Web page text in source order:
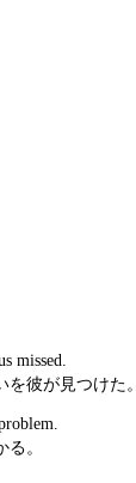
missed.
彼が見つけた。
。